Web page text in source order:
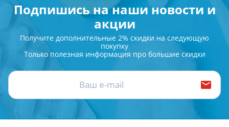
Подпишись на наши новости и
акции
Получите дополнительные 2% скидки на следующую
покупку
Только полезная информация про большие скидки